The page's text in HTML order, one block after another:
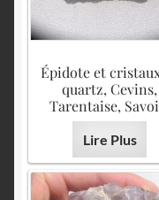
Épidote et
quartz, Cevins,
Tarentaise,
Lire Plus